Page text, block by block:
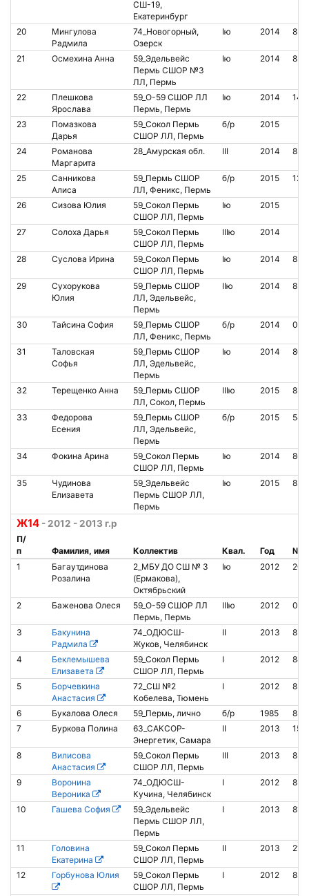
СШ-19,
Екатеринбург
20
Мингулова
Радмила
74_Новогорный,
Озерск
Iю 2014
21 Осмехина Анна
59_Эдельвейс
Пермь СШОР №3
ЛЛ, Пермь
Iю 2014
22
Плешкова
Ярослава
59_O-59 СШОР ЛЛ
Пермь, Пермь
Iю 2014
23
Помазкова
Дарья
59_Сокол Пермь
СШОР ЛЛ, Пермь
б/р 2015
24
Романова
Маргарита
28_Амурская обл. III 2014
25
Санникова
Алиса
59_Пермь СШОР
ЛЛ, Феникс, Пермь
б/р 2015
26 Сизова Юлия
59_Сокол Пермь
СШОР ЛЛ, Пермь
Iю 2015
27 Солоха Дарья
59_Сокол Пермь
СШОР ЛЛ, Пермь
IIIю 2014
28 Суслова Ирина
59_Сокол Пермь
СШОР ЛЛ, Пермь
Iю 2014
29
Сухорукова
Юлия
59_Пермь СШОР
ЛЛ, Эдельвейс,
Пермь
IIю 2014
30 Тайсина София
59_Пермь СШОР
ЛЛ, Феникс, Пермь
б/р 2014
31
Таловская
Софья
59_Пермь СШОР
ЛЛ, Эдельвейс,
Пермь
Iю 2014
32 Терещенко Анна
59_Пермь СШОР
ЛЛ, Сокол, Пермь
IIIю 2015
33
Федорова
Есения
59_Пермь СШОР
ЛЛ, Эдельвейс,
Пермь
б/р 2015
34 Фокина Арина
59_Сокол Пермь
СШОР ЛЛ, Пермь
Iю 2014
35
Чудинова
Елизавета
59_Эдельвейс
Пермь СШОР ЛЛ,
Пермь
Iю 2015
Ж14 - 2012 - 2013 г.р
П/
п
Фамилия, имя Коллектив Квал. Год
№
1
Багаутдинова
Розалина
2_МБУ ДО СШ № 3
(Ермакова),
Октябрьский
Iю 2012
2 Баженова Олеся
59_O-59 СШОР ЛЛ
Пермь, Пермь
IIIю 2012
3
Бакунина
Радмила
74_ОДЮСШ-
Жуков, Челябинск
II 2013
4
Беклемышева
Елизавета
59_Сокол Пермь
СШОР ЛЛ, Пермь
I 2012
5
Борчевкина
Анастасия
72_СШ №2
Кобелева, Тюмень
I 2012
6 Букалова Олеся 59_Пермь, лично б/р 1985
7
Буркова Полина
63_САКСОР-
Энергетик, Самара
II 2013
8
Вилисова
Анастасия
59_Сокол Пермь
СШОР ЛЛ, Пермь
III 2013
9
Воронина
Вероника
74_ОДЮСШ-
Кучина, Челябинск
I 2012
10 Гашева София
59_Эдельвейс
Пермь СШОР ЛЛ,
Пермь
I 2013
11
Головина
Екатерина
59_Сокол Пермь
СШОР ЛЛ, Пермь
II 2013
12 Горбунова Юлия
59_Сокол Пермь
СШОР ЛЛ, Пермь
I 2012